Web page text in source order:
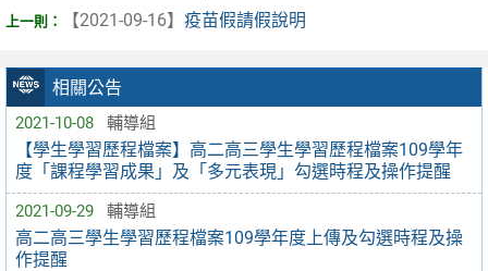
相關公告
2021-10-08 輔導組
【學生學習歷程檔案】高二高三學生學習歷程檔案109學年
度「課程學習成果」及「多元表現」勾選時程及操作提醒
2021-09-29 輔導組
高二高三學生學習歷程檔案109學年度上傳及勾選時程及操
作提醒
【2021-09-16】 疫苗假請假說明